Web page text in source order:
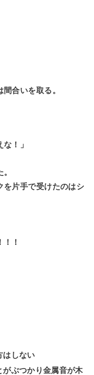
合いを取る。
！」
を片手で受けたのはシ
！
はしない
ぶつかり金属音が木